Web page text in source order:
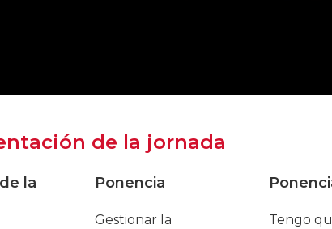
de la jornada
la
Ponencia
Gestionar la
Tengo